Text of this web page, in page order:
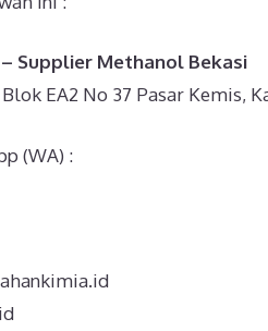
– Supplier Methanol Bekasi
EA2 No 37 Pasar Kemis,
(WA) :